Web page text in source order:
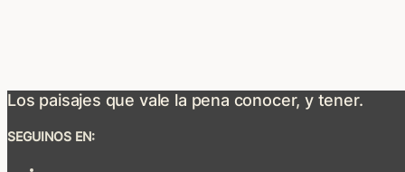
Los paisajes que vale la pena conocer, y tener.
SEGUINOS EN: